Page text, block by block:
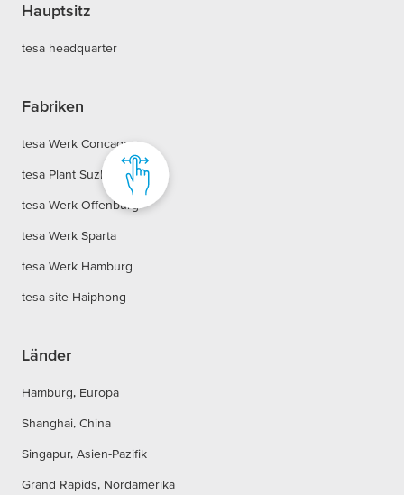
Hauptsitz
tesa headquarter
Fabriken
tesa Werk Concagno
tesa Plant Suzhou
tesa Werk Offenburg
tesa Werk Sparta
tesa Werk Hamburg
tesa site Haiphong
Länder
Hamburg, Europa
Shanghai, China
Singapur, Asien-Pazifik
Grand Rapids, Nordamerika